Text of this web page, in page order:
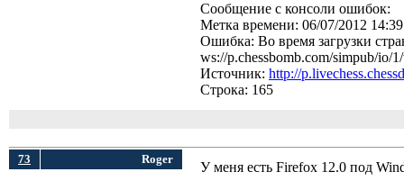
Сообщение с консоли ошибок:
Метка времени: 06/07/2012
Ошибка: Во время загрузки
ws://p.chessbomb.com/simpub/io/
Источник: http://
Строка: 165
73 Roger
У меня есть Firefox 12.0 под